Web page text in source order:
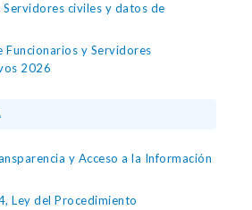
civiles y datos de
y Servidores
2026
y Acceso a la Información
Ley del Procedimiento